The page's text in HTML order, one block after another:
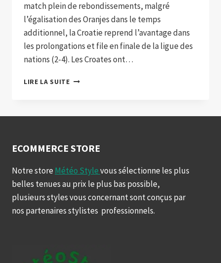
match plein de rebondissements, malgré
l’égalisation des Oranjes dans le temps
additionnel, la Croatie reprend l’avantage dans
les prolongations et file en finale de la ligue des
nations (2-4). Les Croates ont…
LIRE LA SUITELA
DANS
MATCH
PLEIN
ECOMMERCE STORE
Notre store Météo Stylevous sélectionne les plus
belles tenues au prix le plus bas possible,
plusieurs styles vous concernant sont conçus par
nos partenaires stylistes professionnels.